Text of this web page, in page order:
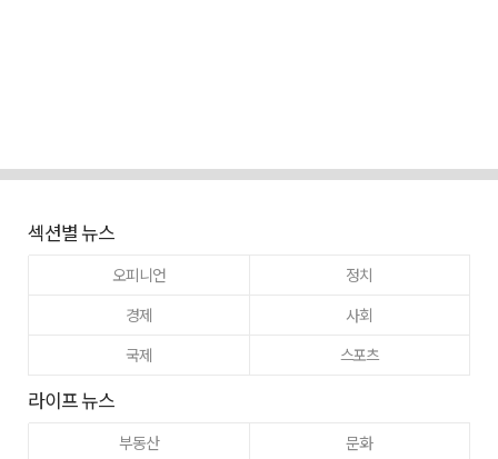
섹션별 뉴스
오피니언
정치
경제
사회
국제
스포츠
라이프 뉴스
부동산 문화